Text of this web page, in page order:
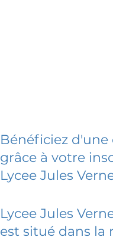
Bénéficiez
grâce à votre
Lycee Jules
Lycee Jules
est situé dans la